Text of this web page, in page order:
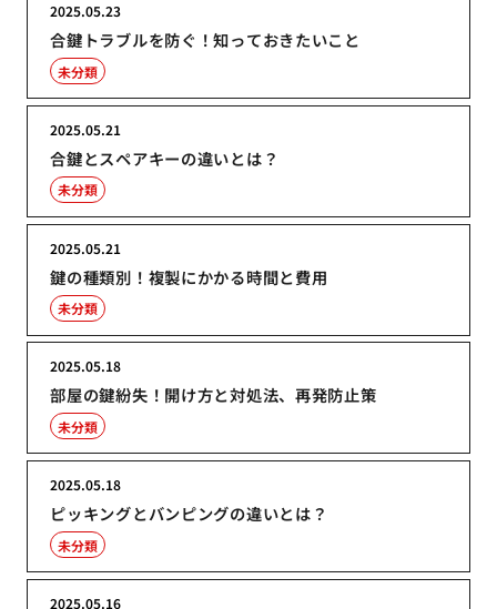
合鍵トラブルを防ぐ！知っておきたいこと
2025.05.23
未分類
合鍵とスペアキーの違いとは？
2025.05.21
未分類
鍵の種類別！複製にかかる時間と費用
2025.05.21
未分類
部屋の鍵紛失！開け方と対処法、再発防止策
2025.05.18
未分類
ピッキングとバンピングの違いとは？
2025.05.18
未分類
2025.05.16